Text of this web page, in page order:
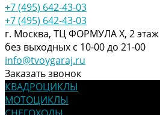
+7 (495) 642-43-03
+7 (495) 642-43-03
г. Москва, ТЦ ФОРМУЛА Х, 2 этаж
без выходных с 10-00 до 21-00
info@tvoygaraj.ru
Заказать звонок
КВАДРОЦИКЛЫ
МОТОЦИКЛЫ